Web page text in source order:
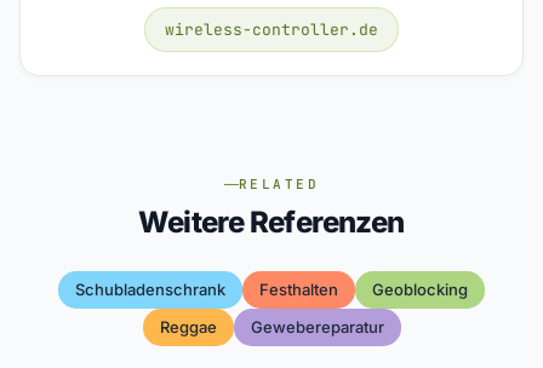
wireless-controller.de
RELATED
Weitere Referenzen
Schubladenschrank Festhalten
Geoblocking
Reggae
Gewebereparatur